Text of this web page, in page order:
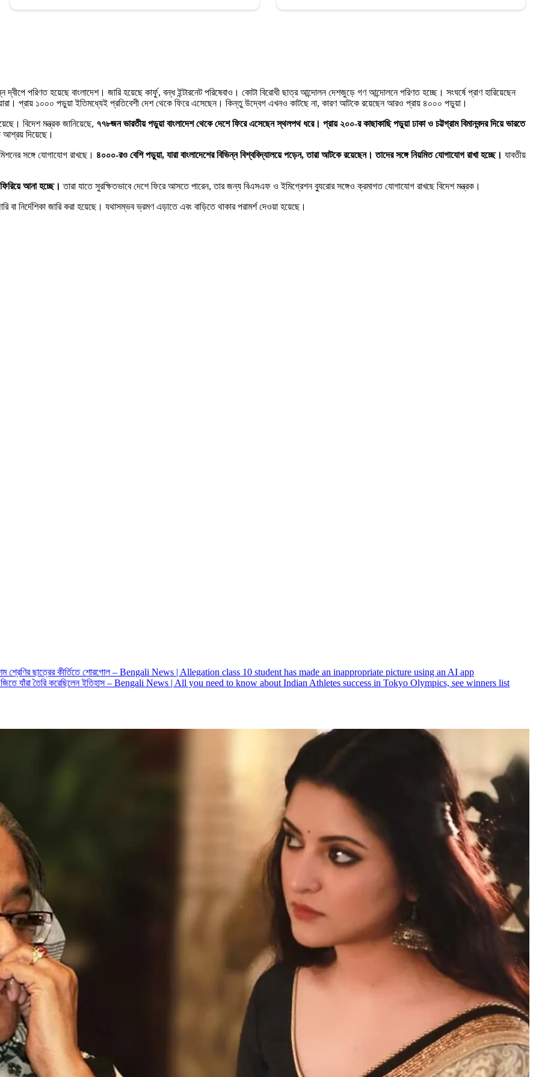
পরিণত হয়েছে বাংলাদেশ। জারি হয়েছে কার্ফু, বন্ধ ইন্টারনেট পরিষেবাও। কোটা বিরোধী ছাত্র আন্দোলন দেশজুড়ে গণ আন্দোলনে পরিণত হচ্ছে। সংঘর্ষে প্রাণ হারিয়েছেন
প্রায় ১০০০ পড়ুয়া ইতিমধ্যেই প্রতিবেশী দেশ থেকে ফিরে এসেছেন। কিন্তু উদ্বেগ এখনও কাটছে না, কারণ আটকে রয়েছেন আরও প্রায় ৪০০০ পড়ুয়া।
বিদেশ মন্ত্রক জানিয়েছে, ৭৭৮জন ভারতীয় পড়ুয়া বাংলাদেশ থেকে দেশে ফিরে এসেছেন স্থলপথ ধরে। প্রায় ২০০-র কাছাকাছি পড়ুয়া ঢাকা ও চট্টগ্রাম বিমানবন্দর দিয়ে ভারতে
আশ্রয় দিয়েছে।
সঙ্গে যোগাযোগ রাখছে। ৪০০০-রও বেশি পড়ুয়া, যারা বাংলাদেশের বিভিন্ন বিশ্ববিদ্যালয়ে পড়েন, তারা আটকে রয়েছেন। তাদের সঙ্গে নিয়মিত যোগাযোগ রাখা হচ্ছে। যাবতীয়
আনা হচ্ছে। তারা যাতে সুরক্ষিতভাবে দেশে ফিরে আসতে পারেন, তার জন্য বিএসএফ ও ইমিগ্রেশন ব্যুরোর সঙ্গেও ক্রমাগত যোগাযোগ রাখছে বিদেশ মন্ত্রক।
বা নির্দেশিকা জারি করা হয়েছে। যথাসম্ভব ভ্রমণ এড়াতে এবং বাড়িতে থাকার পরামর্শ দেওয়া হয়েছে।
শ্রেণির ছাত্রের কীর্তিতে শোরগোল – Bengali News | Allegation class 10 student has made an inappropriate picture using an AI app
যাঁরা তৈরি করেছিলেন ইতিহাস – Bengali News | All you need to know about Indian Athletes success in Tokyo Olympics, see winners list